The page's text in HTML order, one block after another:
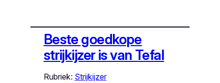
Beste goedkope
strijkijzer is van Tefal
Rubriek: Strijkijzer